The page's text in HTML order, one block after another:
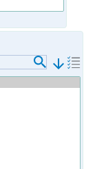
arrow_downward